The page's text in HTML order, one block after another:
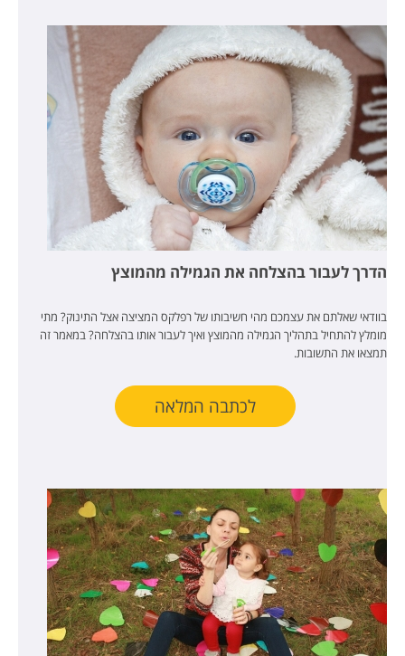
הדרך לעבור בהצלחה את הגמילה מהמוצץ
בוודאי שאלתם את עצמכם מהי חשיבותו של רפלקס המציצה אצל התינוק? מתי
מומלץ להתחיל בתהליך הגמילה מהמוצץ ואיך לעבור אותו בהצלחה? במאמר זה
תמצאו את התשובות.
לכתבה המלאה